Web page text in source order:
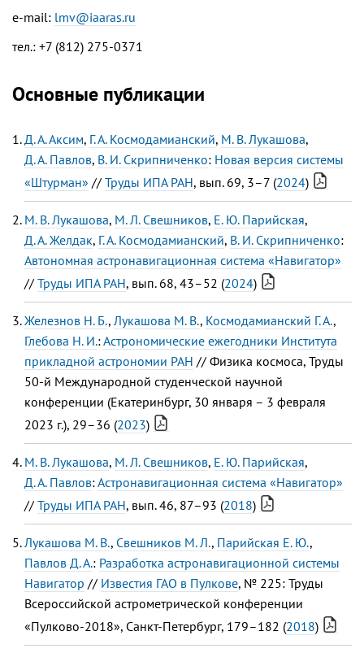
e-mail: lmv@iaaras.ru
тел.: +7 (812) 275-0371
Основные публикации
Д. А. Аксим, Г. А. Космодамианский, М. В. Лукашова,
Д. А. Павлов, В. И. Скрипниченко: Новая версия системы
«Штурман» // Труды ИПА РАН, вып. 69, 3–7 (2024)
М. В. Лукашова, М. Л. Свешников, Е. Ю. Парийская,
Д. А. Желдак, Г. А. Космодамианский, В. И. Скрипниченко:
Автономная астронавигационная система «Навигатор»
// Труды ИПА РАН, вып. 68, 43–52 (2024)
Железнов Н. Б., Лукашова М. В., Космодамианский Г. А.,
Глебова Н. И.:Астрономические ежегодники Института
прикладной астрономии РАН // Физика космоса, Труды
50-й Международной студенческой научной
конференции (Екатеринбург, 30 января – 3 февраля
2023 г.), 29–36 (2023)
М. В. Лукашова, М. Л. Свешников, Е. Ю. Парийская,
Д. А. Павлов:Астронавигационная система «Навигатор»
// Труды ИПА РАН, вып. 46, 87–93 (2018)
Лукашова М. В., Свешников М. Л., Парийская Е. Ю.,
Павлов Д. А.: Разработка астронавигационной системы
Навигатор // Известия ГАО в Пулкове, № 225: Труды
Всероссийской астрометрической конференции
«Пулково-2018», Санкт-Петербург, 179–182 (2018)